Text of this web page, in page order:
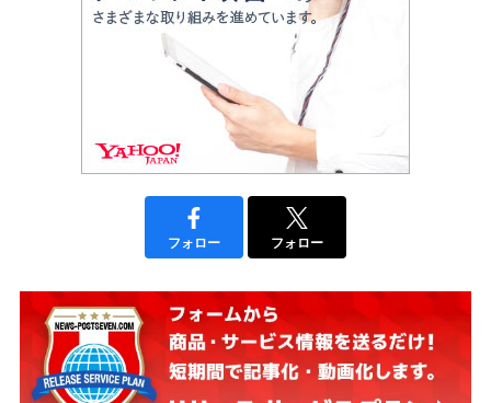
フォロー フォロー